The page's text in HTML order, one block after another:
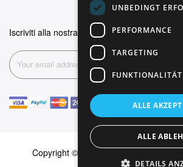
Iscriviti alla nostra newsletter
Copyright © 1999-2026 Dominus
UNBEDINGT
PERFORMANCE
TARGETING
FUNKTIONALITÄT
ALLE
ALLE
DETAILS